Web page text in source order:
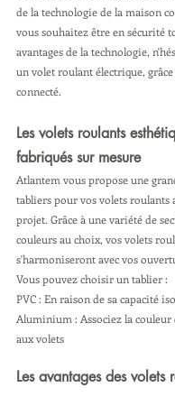
de la technologie de la maison
vous souhaitez être en sécurité
avantages de la technologie,
un volet roulant électrique,
connecté.
Les volets roulants
fabriqués sur mesure
Atlantem vous propose une
tabliers pour vos volets roulants
projet. Grâce à une variété de
couleurs au choix, vos volets
s'harmoniseront avec vos
Vous pouvez choisir un tablier :
PVC : En raison de sa capacité
Aluminium : Associez la couleur
aux volets
Les avantages des volets